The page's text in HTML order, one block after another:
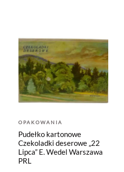
OPAKOWANIA
Pudełko kartonowe
Czekoladki deserowe „22
Lipca” E. Wedel Warszawa
PRL